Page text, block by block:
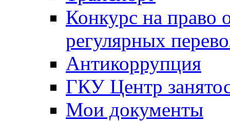
Конкурс на право
регулярных
Антикоррупция
ГКУ Центр
Мои документы